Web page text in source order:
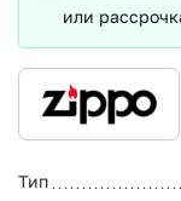
Тип
или